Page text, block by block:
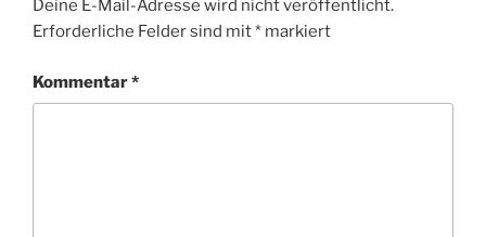
Deine E-Mail-Adresse wird nicht veröffentlicht.
Erforderliche Felder sind mit* markiert
Kommentar*